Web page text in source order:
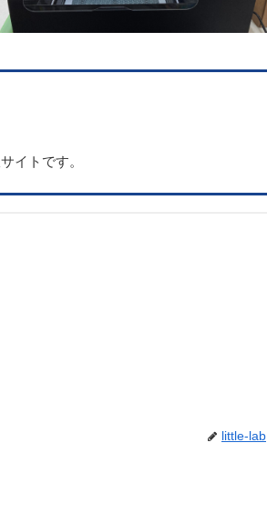
イトです。
little-lab